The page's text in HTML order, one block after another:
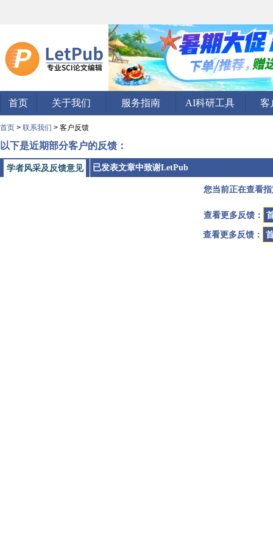
首页 关于我们 服务指南 AI科研工具 客
首页 > 联系我们 > 客户反馈
以下是近期部分客户的反馈：
学者风采及反馈意见 已发表文章中致谢LetPub
您当前正在查看
查看更多反馈：
查看更多反馈：